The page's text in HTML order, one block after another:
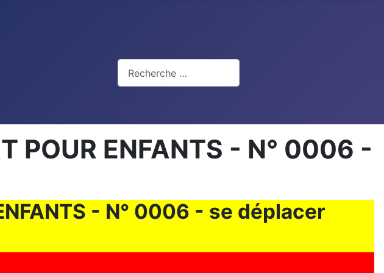
POUR ENFANTS - N° 0006 -
- N° 0006 - se déplacer